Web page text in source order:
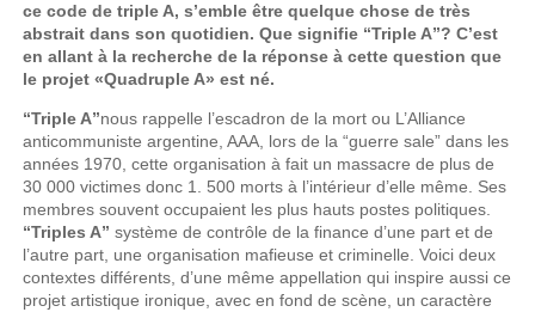
ce code de triple A, s’emble être quelque chose de très
abstrait dans son quotidien. Que signifie “Triple A”? C’est
en allant à la recherche de la réponse à cette question que
le projet «Quadruple A» est né.
“Triple A”nous rappelle l’escadron de la mort ou L’Alliance
anticommuniste argentine, AAA, lors de la “guerre sale” dans les
années 1970, cette organisation à fait un massacre de plus de
30 000 victimes donc 1. 500 morts à l’intérieur d’elle même. Ses
membres souvent occupaient les plus hauts postes politiques.
“Triples A” système de contrôle de la finance d’une part et de
l’autre part, une organisation mafieuse et criminelle. Voici deux
contextes différents, d’une même appellation qui inspire aussi ce
projet artistique ironique, avec en fond de scène, un caractère